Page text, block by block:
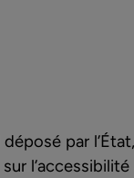
par